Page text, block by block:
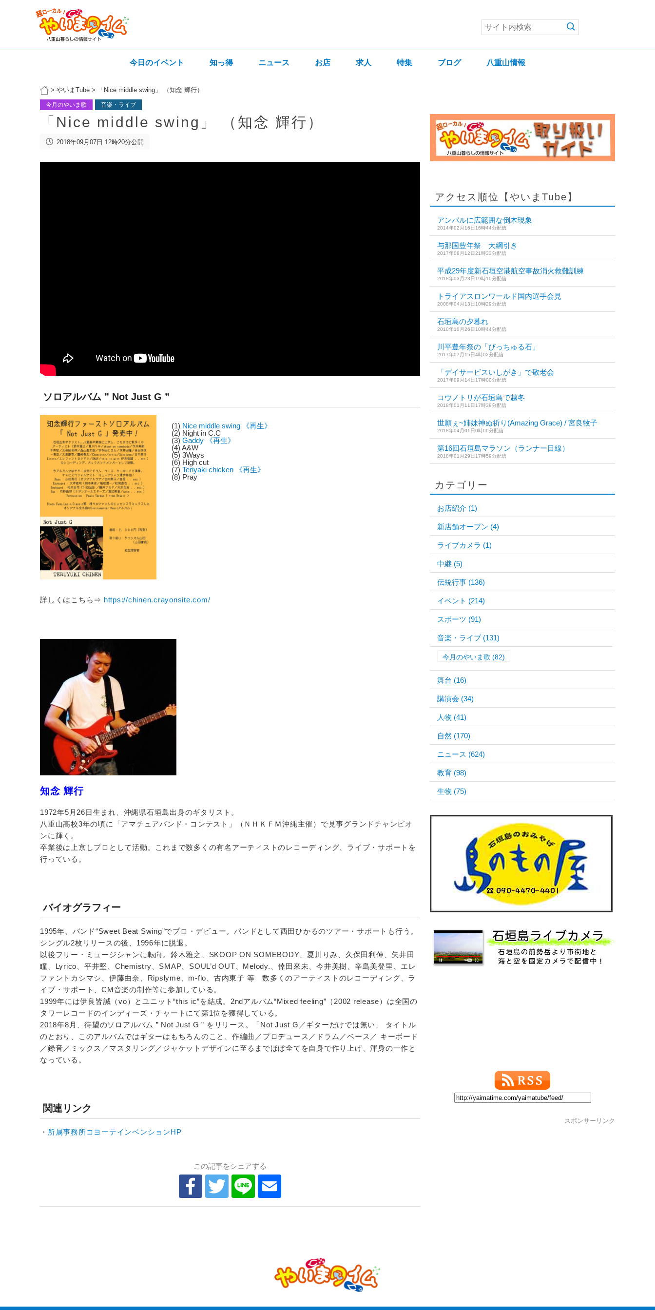
今日のイベント 知っ得 ニュース お店 求人 特集 ブログ 八重山情報
> やいまTube > 「Nice middle swing」 （知念 輝行）
今月のやいま歌 音楽・ライブ
「Nice middle swing」 （知念 輝行）
2018年09月07日 12時20分公開
ソロアルバム ” Not Just G ”
(1) Nice middle swing 《再生》
(2) Night in C.C
(3)Gaddy 《再生》
(4) A&W
(5) 3Ways
(6) High cut
(7)Teriyaki chicken 《再生》
(8) Pray
詳しくはこちら⇒ https://chinen.crayonsite.com/
知念 輝行
1972年5月26日生まれ、沖縄県石垣島出身のギタリスト。
八重山高校3年の頃に「アマチュアバンド・コンテスト」（ＮＨＫＦＭ沖縄主催）で見事グランドチャンピオ
ンに輝く。
卒業後は上京しプロとして活動。これまで数多くの有名アーティストのレコーディング、ライブ・サポートを
行っている。
バイオグラフィー
1995年、バンド“Sweet Beat Swing”でプロ・デビュー。バンドとして西田ひかるのツアー・サポートも行う。
シングル2枚リリースの後、1996年に脱退。
以後フリー・ミュージシャンに転向。鈴木雅之、SKOOP ON SOMEBODY、夏川りみ、久保田利伸、矢井田
瞳、Lyrico、平井堅、Chemistry、SMAP、SOUL’d OUT、Melody.、倖田來未、今井美樹、辛島美登里、エレ
ファントカシマシ、伊藤由奈、Ripslyme、m-flo、古内東子 等 数多くのアーティストのレコーディング、ラ
イブ・サポート、CM音楽の制作等に参加している。
1999年には伊良皆誠（vo）とユニット“this ic”を結成。2ndアルバム“Mixed feeling”（2002 release）は全国の
タワーレコードのインディーズ・チャートにて第1位を獲得している。
2018年8月、待望のソロアルバム ” Not Just G ” をリリース。「Not Just G／ギターだけでは無い」 タイトル
のとおり、このアルバムではギターはもちろんのこと、作編曲／プロデュース／ドラム／ベース／ キーボード
／録音／ミックス／マスタリング／ジャケットデザインに至るまでほぼ全てを自身で作り上げ、渾身の一作と
なっている。
関連リンク
・ 所属事務所コヨーテインベンションHP
この記事をシェアする
アクセス順位【やいまTube】
アンパルに広範囲な倒木現象
2014年02月16日16時44分配信
与那国豊年祭 大綱引き
2017年08月12日21時33分配信
平成29年度新石垣空港航空事故消火救難訓練
2018年03月23日19時10分配信
トライアスロンワールド国内選手会見
2008年04月13日10時29分配信
石垣島の夕暮れ
2010年10月26日10時44分配信
川平豊年祭の「びっちゅる石」
2017年07月15日4時02分配信
「デイサービスいしがき」で敬老会
2017年09月14日17時00分配信
コウノトリが石垣島で越冬
2018年01月11日17時39分配信
世願ぇ~姉妹神ぬ祈り(Amazing Grace) / 宮良牧子
2018年04月01日0時00分配信
第16回石垣島マラソン（ランナー目線）
2018年01月29日17時59分配信
カテゴリー
お店紹介 (1)
新店舗オープン (4)
ライブカメラ (1)
中継 (5)
伝統行事 (136)
イベント (214)
スポーツ (91)
音楽・ライブ (131)
今月のやいま歌 (82)
舞台 (16)
講演会 (34)
人物 (41)
自然 (170)
ニュース (624)
教育 (98)
生物 (75)
スポンサーリンク